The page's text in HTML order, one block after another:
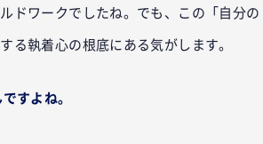
ドワークでしたね。でも、この「自分の
る執着心の根底にある気がします。
すよね。